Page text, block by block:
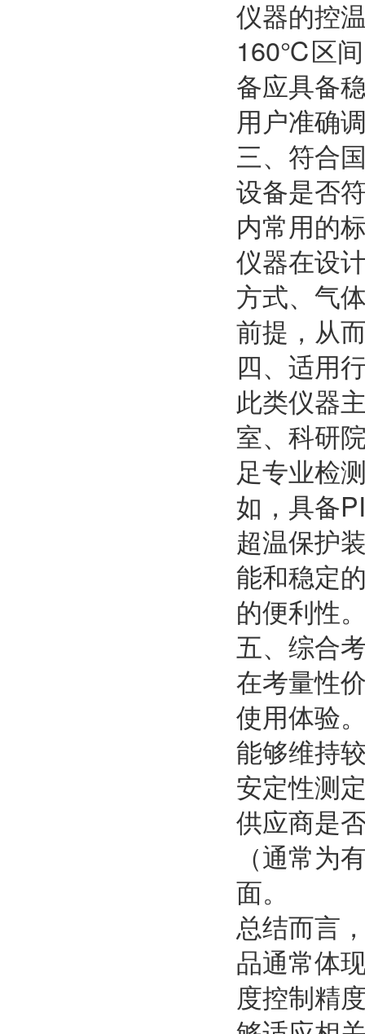
仪器的控
160℃区间
备应具备
用户准确
三、符合
设备是否
内常用的
仪器在设
方式、气
前提，从
四、适用
此类仪器
室、科研
足专业检
如，具备
超温保护
能和稳定
的便利性
五、综合
在考量性
使用体验
能够维持
安定性测
供应商是
（通常为
面。
总结而言
品通常体
度控制精